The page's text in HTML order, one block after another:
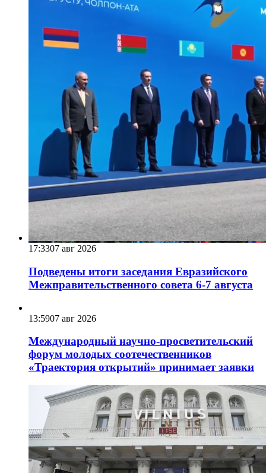
17:3307 авг 2026
Подведены итоги заседания Евразийского
Межправительственного совета 6-7 августа
13:5907 авг 2026
Международный научно-просветительский
форум молодых соотечественников
«Траектория открытий» принимает заявки